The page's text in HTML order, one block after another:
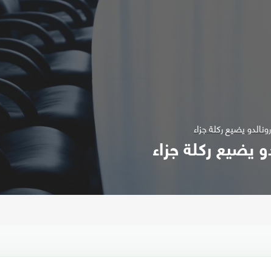
يضيع ركلة جزاء
يضيع ركلة جزاء